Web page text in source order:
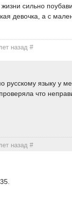
жизни сильно
девочка, а с
назад#
русскому языку у
что
назад#